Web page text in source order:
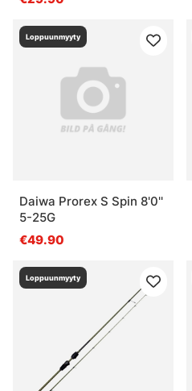
Loppuunmyyty
Daiwa Prorex S Spin 8'0''
5-25G
€49.90
Loppuunmyyty